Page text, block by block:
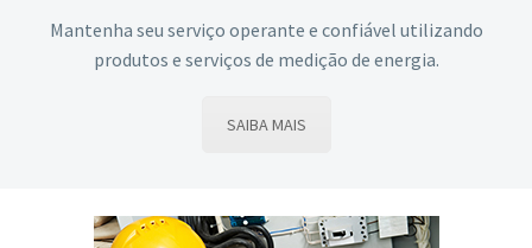
Mantenha seu serviço operante e confiável utilizando
produtos e serviços de medição de energia.
SAIBA MAIS